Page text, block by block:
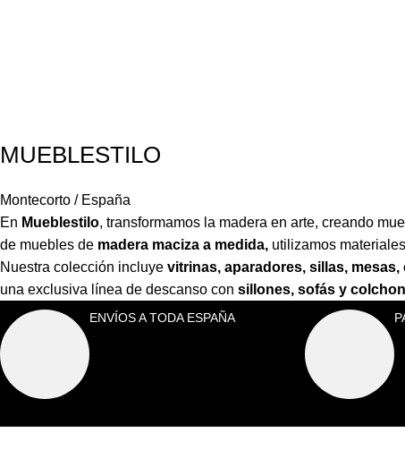
MUEBLESTILO
Montecorto / España
En Mueblestilo, transformamos la madera en arte, creando
de muebles de madera maciza a medida, utilizamos
Nuestra colección incluye vitrinas, aparadores, sillas,
una exclusiva línea de descanso con sillones, sofás y
ENVÍOS A TODA ESPAÑA